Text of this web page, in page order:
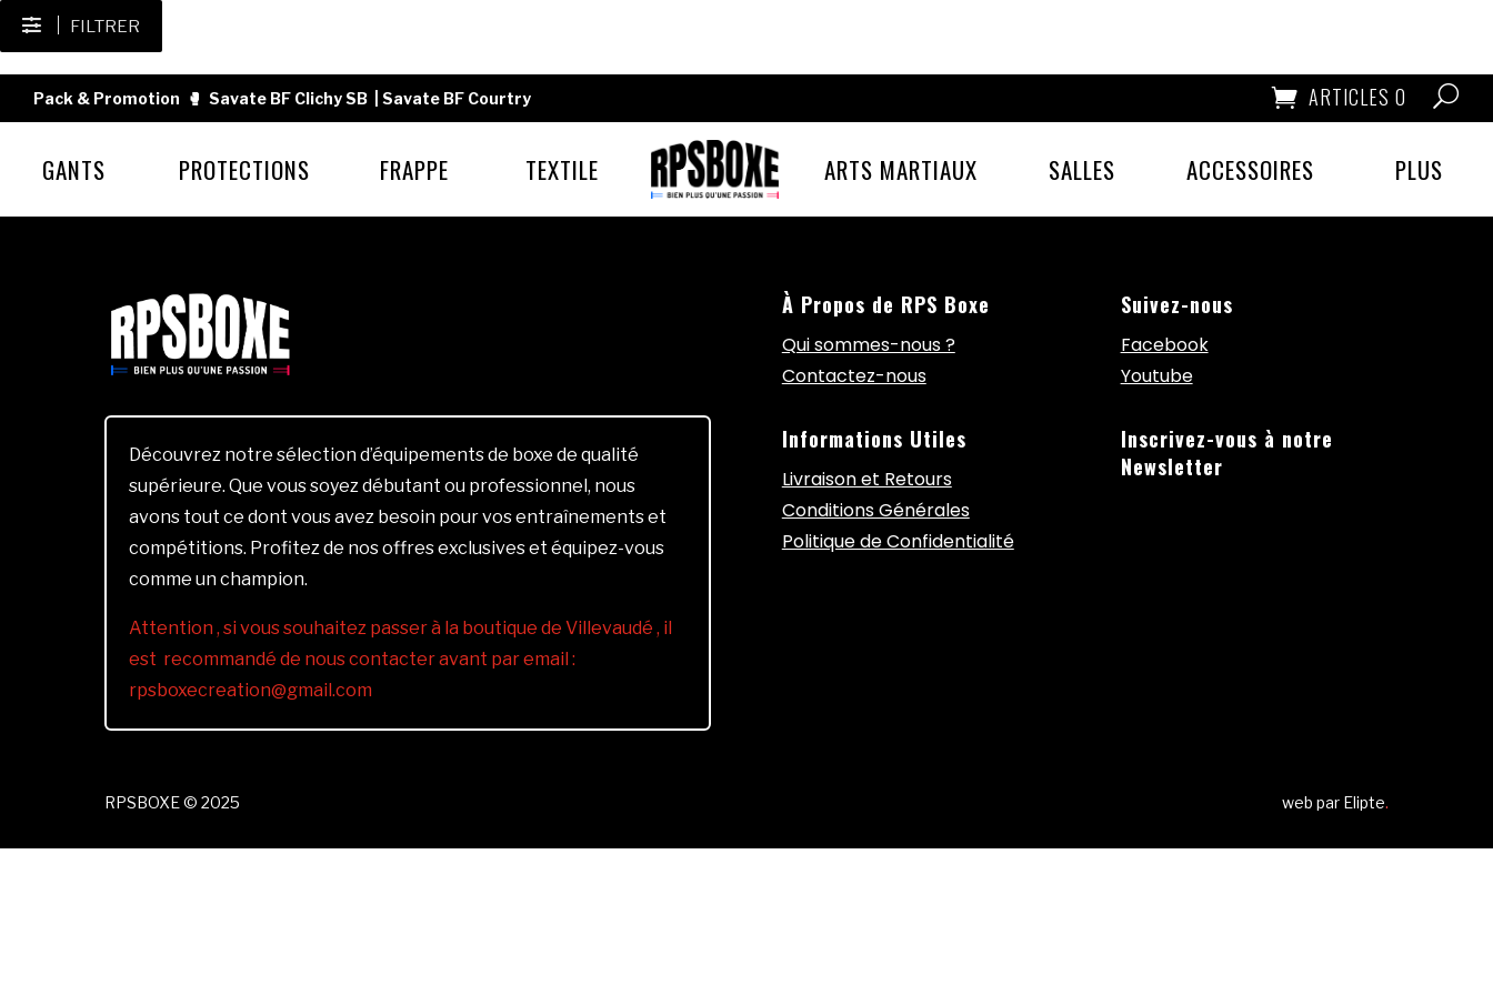
FILTRER
Pack & Promotion 🥊 Savate BF Clichy SB Savate BF Courtry ARTICLES 0
GANTS PROTECTIONS FRAPPE TEXTILE ARTS MARTIAUX SALLES ACCESSOIRES PLUS
Découvrez notre sélection d’équipements de boxe de qualité
supérieure. Que vous soyez débutant ou professionnel, nous
avons tout ce dont vous avez besoin pour vos entraînements et
compétitions. Profitez de nos offres exclusives et équipez-vous
comme un champion.
Attention , si vous souhaitez passer à la boutique de Villevaudé , il
est recommandé de nous contacter avant par email :
rpsboxecreation@gmail.com
À Propos de RPS Boxe
Qui sommes-nous ?
Contactez-nous
Informations Utiles
Livraison et Retours
Conditions Générales
Politique de Confidentialité
Suivez-nous
Facebook
Youtube
Inscrivez-vous à notre
Newsletter
RPSBOXE © 2025 web par Elipte.